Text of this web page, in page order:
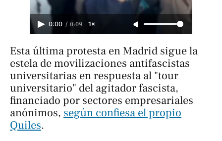
0:00 / 0:09 1×
Esta última protesta en Madrid sigue la
estela de movilizaciones antifascistas
universitarias en respuesta al "tour
universitario" del agitador fascista,
financiado por sectores empresariales
anónimos, según confiesa el propio
Quiles.